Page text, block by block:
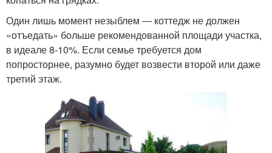
Один лишь момент незыблем ― коттедж не должен
«отъедать» больше рекомендованной площади участка,
в идеале 8-10%. Если семье требуется дом
попросторнее, разумно будет возвести второй или даже
третий этаж.